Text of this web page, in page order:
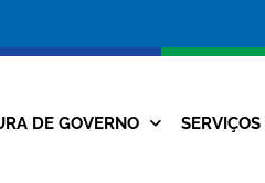
da
Prefeitura
Navegação
DE GOVERNO SERVIÇOS